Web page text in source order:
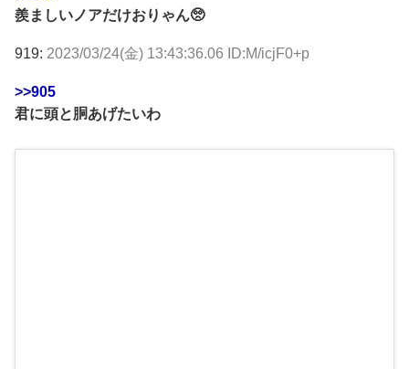
羨ましいノアだけおりゃん🥺
919: 2023/03/24(金) 13:43:36.06 ID:M/icjF0+p
>>905
君に頭と胴あげたいわ